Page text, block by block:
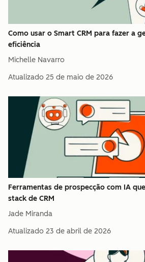
Como usar o Smart CRM para fazer a
eficiência
Michelle Navarro
Atualizado 25 de maio de 2026
Ferramentas de prospecção com IA
stack de CRM
Jade Miranda
Atualizado 23 de abril de 2026